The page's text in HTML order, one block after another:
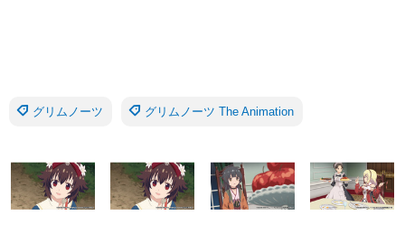
グリムノーツ グリムノーツ The Animation